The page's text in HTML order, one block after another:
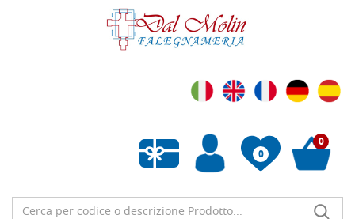
0
Wunschliste leeren
0